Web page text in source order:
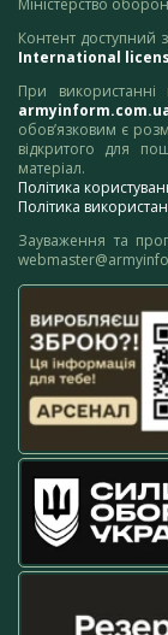
Міністерство
Контент доступний
International
При
обов’язковим є
відкритого для
матеріал.
Політика
Політика
Зауваження та